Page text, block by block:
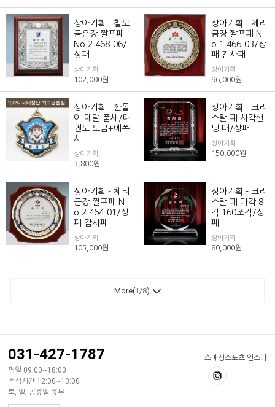
상아기획 - 칠보
금은장 짤프패
No.2 468-06/
상패
상아기획
102,000원
상아기획 - 체리
금장 짤프패 N
o.1 466-03/상
패 감사패
상아기획
96,000원
상아기획 - 깐돌
이 메달 품새/태
권도 도금+에폭
시
상아기획
3,800원
상아기획 - 크리
스탈 패 사각샌
딩 대/상패
상아기획
150,000원
상아기획 - 체리
금장 짤프패 N
o.2 464-01/상
패 감사패
상아기획
105,000원
상아기획 - 크리
스탈 패 다각 8
각 160조각/상
패
상아기획
80,000원
More(1/8)
스매싱스포츠 인스타
031-427-1787
평일 09:00~18:00
점심시간 12:00~13:00
토, 일, 공휴일 휴무